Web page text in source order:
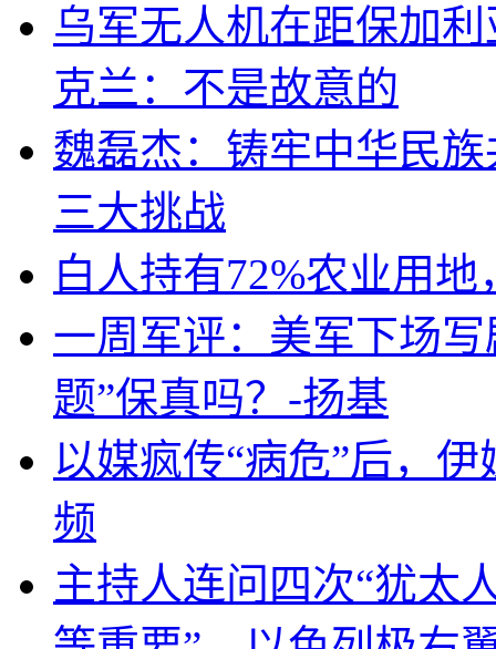
乌军无人机在距保加
克兰：不是故意的
魏磊杰：铸牢中华民
三大挑战
白人持有72%农业用
一周军评：美军下场
题”保真吗？-扬基
以媒疯传“病危”后，
频
主持人连问四次“犹太